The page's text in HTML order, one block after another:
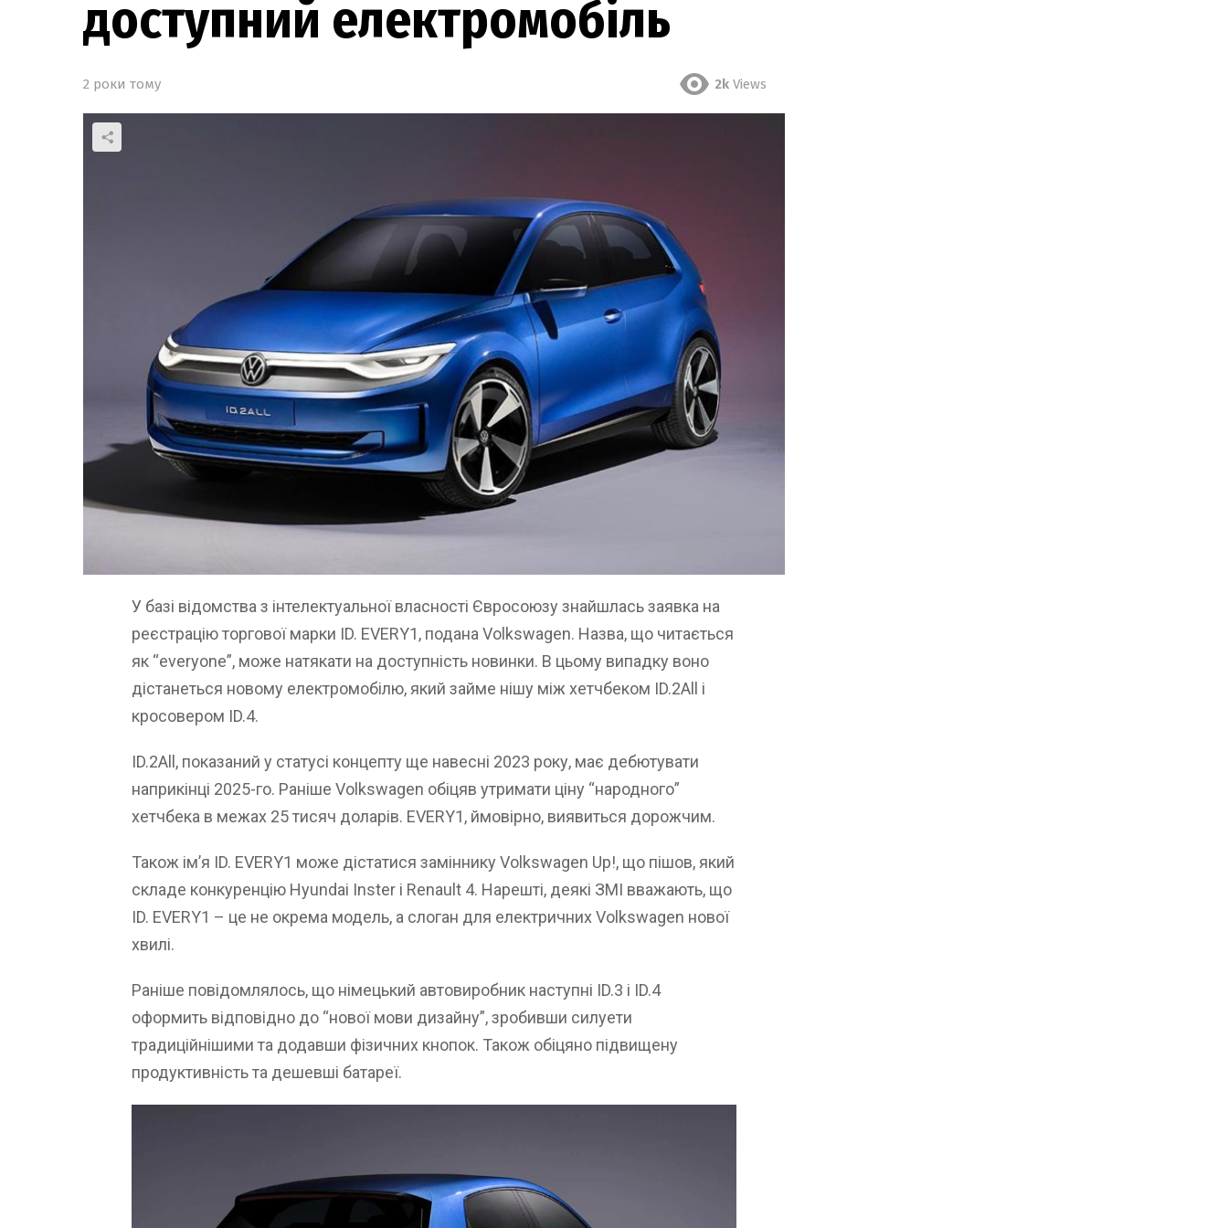
доступний електромобіль
2 роки тому 2k Views
У базі відомства з інтелектуальної власності Євросоюзу знайшлась заявка на
реєстрацію торгової марки ID. EVERY1, подана Volkswagen. Назва, що читається
як “everyone”, може натякати на доступність новинки. В цьому випадку воно
дістанеться новому електромобілю, який займе нішу між хетчбеком ID.2All і
кросовером ID.4.
ID.2All, показаний у статусі концепту ще навесні 2023 року, має дебютувати
наприкінці 2025-го. Раніше Volkswagen обіцяв утримати ціну “народного”
хетчбека в межах 25 тисяч доларів. EVERY1, ймовірно, виявиться дорожчим.
Також ім’я ID. EVERY1 може дістатися заміннику Volkswagen Up!, що пішов, який
складе конкуренцію Hyundai Inster і Renault 4. Нарешті, деякі ЗМІ вважають, що
ID. EVERY1 – це не окрема модель, а слоган для електричних Volkswagen нової
хвилі.
Раніше повідомлялось, що німецький автовиробник наступні ID.3 і ID.4
оформить відповідно до “нової мови дизайну”, зробивши силуети
традиційнішими та додавши фізичних кнопок. Також обіцяно підвищену
продуктивність та дешевші батареї.